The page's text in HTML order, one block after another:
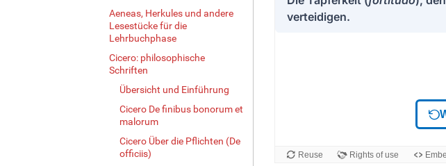
Aeneas, Herkules und andere
Lesestücke für die
Lehrbuchphase
Cicero: philosophische
Schriften
Übersicht und Einführung
Cicero De finibus bonorum et
malorum
Cicero Über die Pflichten (De
officiis)